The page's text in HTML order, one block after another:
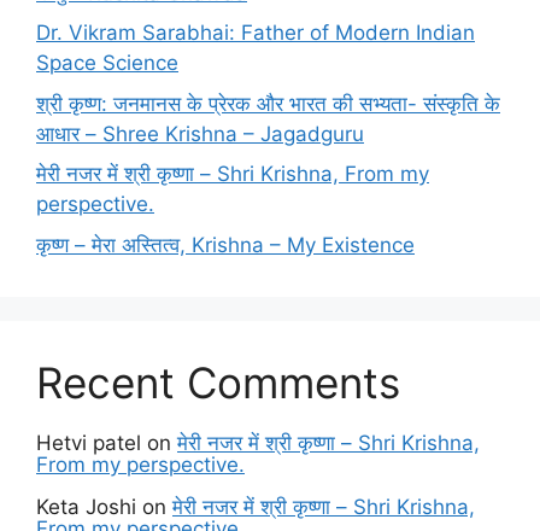
Dr. Vikram Sarabhai: Father of Modern Indian
Space Science
श्री कृष्ण: जनमानस के प्रेरक और भारत की सभ्यता- संस्कृति के
आधार – Shree Krishna – Jagadguru
मेरी नजर में श्री कृष्णा – Shri Krishna, From my
perspective.
कृष्ण – मेरा अस्तित्व, Krishna – My Existence
Recent Comments
Hetvi patel onमेरी नजर में श्री कृष्णा – Shri Krishna,
From my perspective.
Keta Joshi onमेरी नजर में श्री कृष्णा – Shri Krishna,